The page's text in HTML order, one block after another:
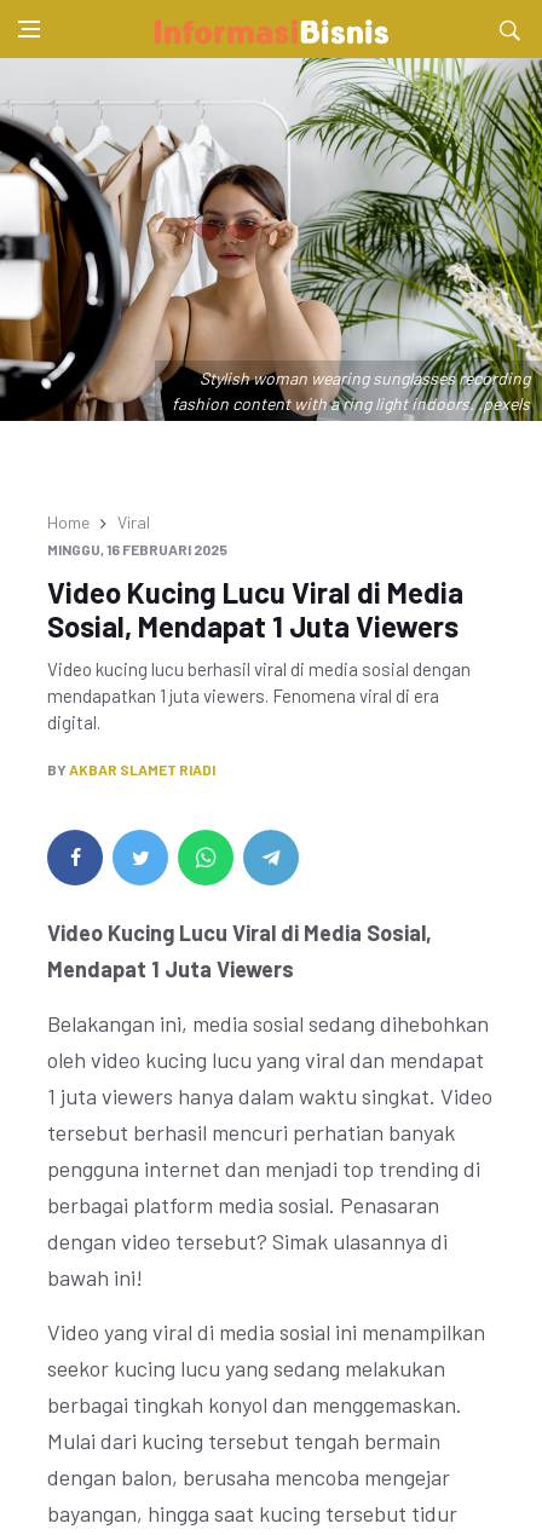
Stylish woman wearing sunglasses recording
fashion content with a ring light indoors. .pexels
Home Viral
MINGGU, 16 FEBRUARI 2025
Video Kucing Lucu Viral di Media
Sosial, Mendapat 1 Juta Viewers
Video kucing lucu berhasil viral di media sosial dengan
mendapatkan 1 juta viewers. Fenomena viral di era
digital.
BY AKBAR SLAMET RIADI
Video Kucing Lucu Viral di Media Sosial,
Mendapat 1 Juta Viewers
Belakangan ini, media sosial sedang dihebohkan
oleh video kucing lucu yang viral dan mendapat
1 juta viewers hanya dalam waktu singkat. Video
tersebut berhasil mencuri perhatian banyak
pengguna internet dan menjadi top trending di
berbagai platform media sosial. Penasaran
dengan video tersebut? Simak ulasannya di
bawah ini!
Video yang viral di media sosial ini menampilkan
seekor kucing lucu yang sedang melakukan
berbagai tingkah konyol dan menggemaskan.
Mulai dari kucing tersebut tengah bermain
dengan balon, berusaha mencoba mengejar
bayangan, hingga saat kucing tersebut tidur